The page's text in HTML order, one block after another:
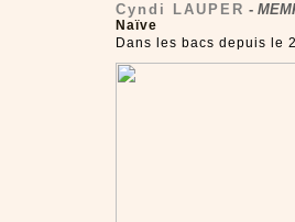
Cyndi LAUPER -
Naïve
Dans les bacs depuis le